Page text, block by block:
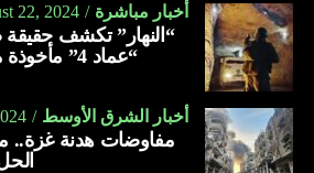
أخبار مباشرة 22, 2024
“النهار” تكشف
“عماد 4” مأخوذة من أوكرانيا….
أخبار الشرق الأوسط
مفاوضات هدنة غزة..